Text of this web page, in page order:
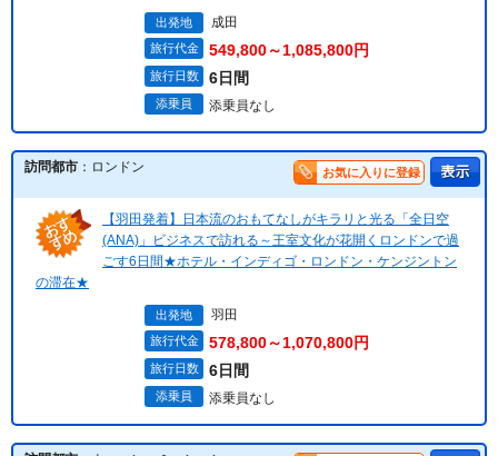
出発地 成田
旅行代金 549,800～1,085,800円
旅行日数 6日間
添乗員 添乗員なし
訪問都市 ：ロンドン お気に入りに登録
【羽田発着】日本流のおもてなしがキラリと光る「全日空
(ANA)」ビジネスで訪れる～王室文化が花開くロンドンで過
ごす6日間★ホテル・インディゴ・ロンドン・ケンジントン
の滞在★
出発地 羽田
旅行代金 578,800～1,070,800円
旅行日数 6日間
添乗員 添乗員なし